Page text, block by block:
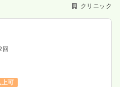
クリニック
回
可